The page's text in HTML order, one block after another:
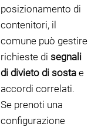
posizionamento di
contenitori, il
comune può gestire
richieste di segnali
di divieto di sosta e
accordi correlati.
Se prenoti una
configurazione